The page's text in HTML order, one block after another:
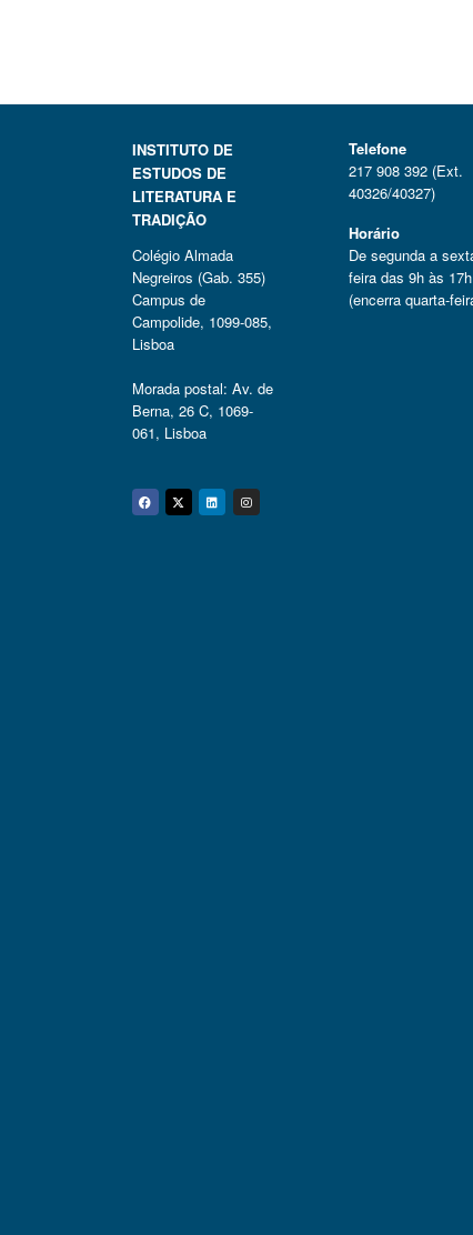
INSTITUTO DE
ESTUDOS DE
LITERATURA E
TRADIÇÃO
Colégio Almada
Negreiros (Gab. 355)
Campus de
Campolide, 1099-085,
Lisboa
Morada postal: Av. de
Berna, 26 C, 1069-
061, Lisboa
Facebook
Twitter
Linkedin
Instagram
Telefone
217 908 392 (Ext.
40326/40327)
Horário
De segunda a
feira das 9h às 17h
(encerra quarta-